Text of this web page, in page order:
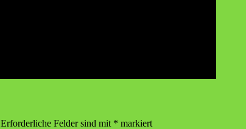
Erforderliche Felder sind mit * markiert